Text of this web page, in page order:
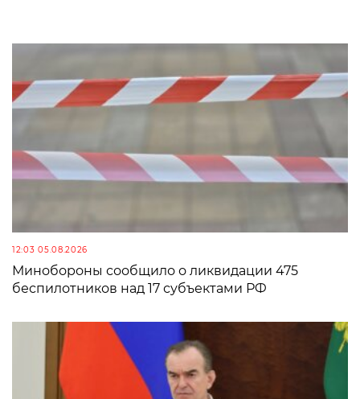
12:03 05.08.2026
Минобороны сообщило о ликвидации 475
беспилотников над 17 субъектами РФ